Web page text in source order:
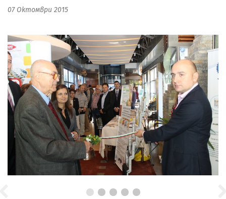
07 Октомври 2015